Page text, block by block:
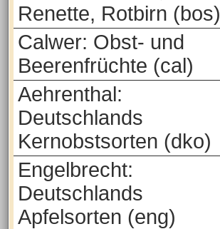
Renette, Rotbirn (bos)
Calwer: Obst- und
Beerenfrüchte (cal)
Aehrenthal:
Deutschlands
Kernobstsorten (dko)
Engelbrecht:
Deutschlands
Apfelsorten (eng)